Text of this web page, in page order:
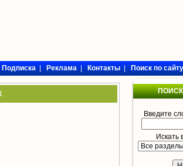
Подписка|Реклама|Контакты|Поиск по сайту
Введите
Искать